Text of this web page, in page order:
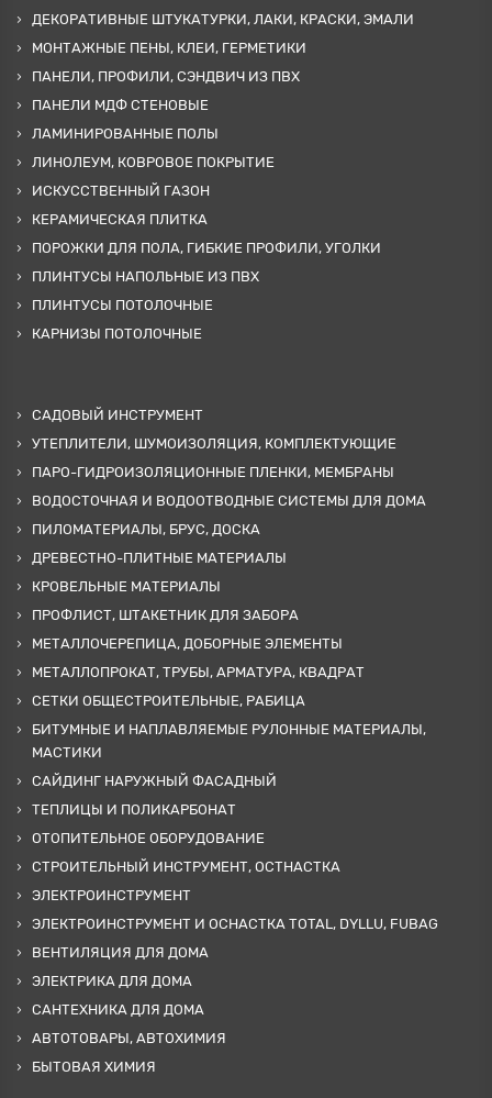
ДЕКОРАТИВНЫЕ ШТУКАТУРКИ, ЛАКИ, КРАСКИ, ЭМАЛИ
МОНТАЖНЫЕ ПЕНЫ, КЛЕИ, ГЕРМЕТИКИ
ПАНЕЛИ, ПРОФИЛИ, СЭНДВИЧ ИЗ ПВХ
ПАНЕЛИ МДФ СТЕНОВЫЕ
ЛАМИНИРОВАННЫЕ ПОЛЫ
ЛИНОЛЕУМ, КОВРОВОЕ ПОКРЫТИЕ
ИСКУССТВЕННЫЙ ГАЗОН
КЕРАМИЧЕСКАЯ ПЛИТКА
ПОРОЖКИ ДЛЯ ПОЛА, ГИБКИЕ ПРОФИЛИ, УГОЛКИ
ПЛИНТУСЫ НАПОЛЬНЫЕ ИЗ ПВХ
ПЛИНТУСЫ ПОТОЛОЧНЫЕ
КАРНИЗЫ ПОТОЛОЧНЫЕ
САДОВЫЙ ИНСТРУМЕНТ
УТЕПЛИТЕЛИ, ШУМОИЗОЛЯЦИЯ, КОМПЛЕКТУЮЩИЕ
ПАРО-ГИДРОИЗОЛЯЦИОННЫЕ ПЛЕНКИ, МЕМБРАНЫ
ВОДОСТОЧНАЯ И ВОДООТВОДНЫЕ СИСТЕМЫ ДЛЯ ДОМА
ПИЛОМАТЕРИАЛЫ, БРУС, ДОСКА
ДРЕВЕСТНО-ПЛИТНЫЕ МАТЕРИАЛЫ
КРОВЕЛЬНЫЕ МАТЕРИАЛЫ
ПРОФЛИСТ, ШТАКЕТНИК ДЛЯ ЗАБОРА
МЕТАЛЛОЧЕРЕПИЦА, ДОБОРНЫЕ ЭЛЕМЕНТЫ
МЕТАЛЛОПРОКАТ, ТРУБЫ, АРМАТУРА, КВАДРАТ
СЕТКИ ОБЩЕСТРОИТЕЛЬНЫЕ, РАБИЦА
БИТУМНЫЕ И НАПЛАВЛЯЕМЫЕ РУЛОННЫЕ МАТЕРИАЛЫ,
МАСТИКИ
САЙДИНГ НАРУЖНЫЙ ФАСАДНЫЙ
ТЕПЛИЦЫ И ПОЛИКАРБОНАТ
ОТОПИТЕЛЬНОЕ ОБОРУДОВАНИЕ
СТРОИТЕЛЬНЫЙ ИНСТРУМЕНТ, ОСТНАСТКА
ЭЛЕКТРОИНСТРУМЕНТ
ЭЛЕКТРОИНСТРУМЕНТ И ОСНАСТКА TOTAL, DYLLU, FUBAG
ВЕНТИЛЯЦИЯ ДЛЯ ДОМА
ЭЛЕКТРИКА ДЛЯ ДОМА
САНТЕХНИКА ДЛЯ ДОМА
АВТОТОВАРЫ, АВТОХИМИЯ
БЫТОВАЯ ХИМИЯ